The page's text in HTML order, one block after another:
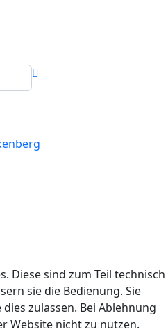
Diese sind zum Teil technisch
sie die Bedienung. Sie
zulassen. Bei Ablehnung
Website nicht zu nutzen.